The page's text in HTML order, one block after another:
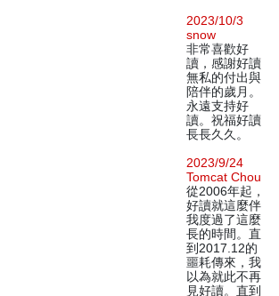
2023/10/3
snow
非常喜歡好
讀，感謝好讀
無私的付出與
陪伴的歲月。
永遠支持好
讀。祝福好讀
長長久久。
2023/9/24
Tomcat Chou
從2006年起，
好讀就這麼伴
我度過了這麼
長的時間。直
到2017.12的
噩耗傳來，我
以為就此不再
見好讀。直到